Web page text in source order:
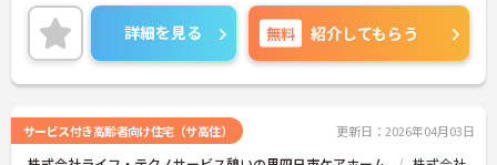
詳細を見る 無料 紹介してもらう
サービス付き高齢者向け住宅（サ高住） 更新日：2026年04月03日